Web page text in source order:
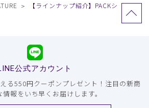
【ラインナップ紹介】PACKシ
公式アカウント
る550円クーポンプレゼント！注目の新商
報をいち早くお届けします。